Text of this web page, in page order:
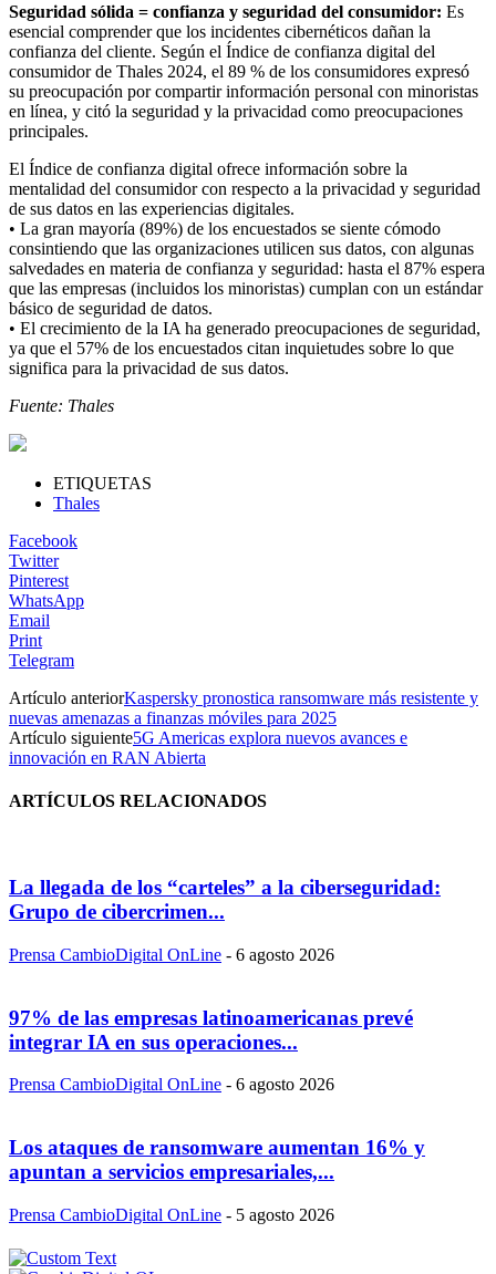
Seguridad sólida = confianza y seguridad del consumidor: Es
esencial comprender que los incidentes cibernéticos dañan la
confianza del cliente. Según el Índice de confianza digital del
consumidor de Thales 2024, el 89 % de los consumidores expresó
su preocupación por compartir información personal con minoristas
en línea, y citó la seguridad y la privacidad como preocupaciones
principales.
El Índice de confianza digital ofrece información sobre la
mentalidad del consumidor con respecto a la privacidad y seguridad
de sus datos en las experiencias digitales.
• La gran mayoría (89%) de los encuestados se siente cómodo
consintiendo que las organizaciones utilicen sus datos, con algunas
salvedades en materia de confianza y seguridad: hasta el 87% espera
que las empresas (incluidos los minoristas) cumplan con un estándar
básico de seguridad de datos.
• El crecimiento de la IA ha generado preocupaciones de seguridad,
ya que el 57% de los encuestados citan inquietudes sobre lo que
significa para la privacidad de sus datos.
Fuente: Thales
ETIQUETAS
Thales
Facebook
Twitter
Pinterest
WhatsApp
Email
Print
Telegram
Artículo anteriorKaspersky pronostica ransomware más resistente y
nuevas amenazas a finanzas móviles para 2025
Artículo siguiente5G Americas explora nuevos avances e
innovación en RAN Abierta
ARTÍCULOS RELACIONADOS
La llegada de los “carteles” a la ciberseguridad:
Grupo de cibercrimen...
Prensa CambioDigital OnLine - 6 agosto 2026
97% de las empresas latinoamericanas prevé
integrar IA en sus operaciones...
Prensa CambioDigital OnLine - 6 agosto 2026
Los ataques de ransomware aumentan 16% y
apuntan a servicios empresariales,...
Prensa CambioDigital OnLine - 5 agosto 2026